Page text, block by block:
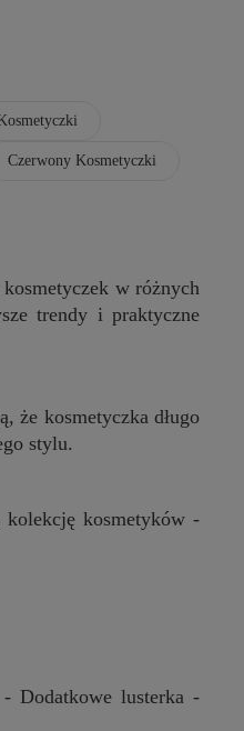
Czerwony Kosmetyczki
w różnych
trendy i praktyczne
że kosmetyczka długo
stylu.
kolekcję kosmetyków -
Dodatkowe lusterka -